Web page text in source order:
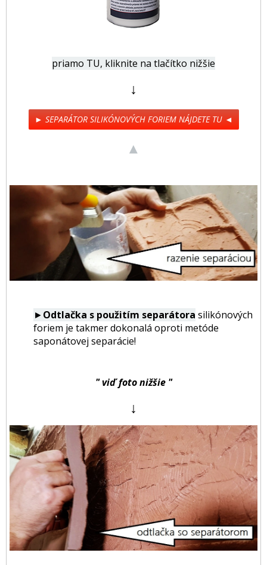
priamo TU, kliknite na tlačítko nižšie
↓
► SEPARÁTOR SILIKÓNOVÝCH FORIEM NÁJDETE TU ◄
▲
►Odtlačka s použitím separátora silikónových
foriem je takmer dokonalá oproti metóde
saponátovej separácie!
" viď foto nižšie "
↓